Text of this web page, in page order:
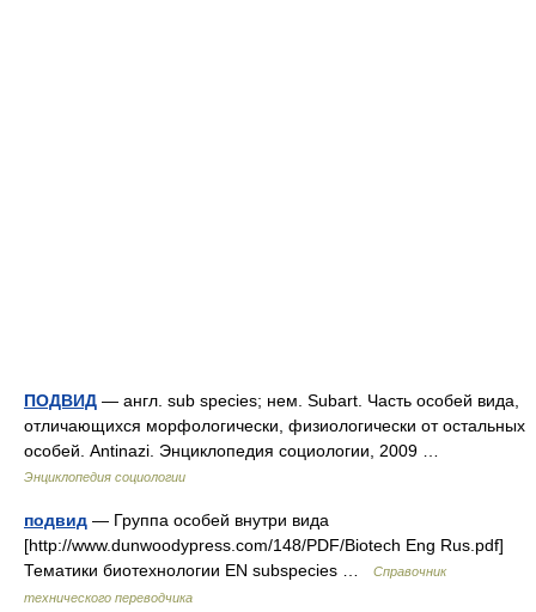
ПОДВИД — англ. sub species; нем. Subart. Часть особей вида,
отличающихся морфологически, физиологически от остальных
особей. Antinazi. Энциклопедия социологии, 2009 …
Энциклопедия социологии
подвид — Группа особей внутри вида
[http://www.dunwoodypress.com/148/PDF/Biotech Eng Rus.pdf]
Тематики биотехнологии EN subspecies …
Справочник
технического переводчика